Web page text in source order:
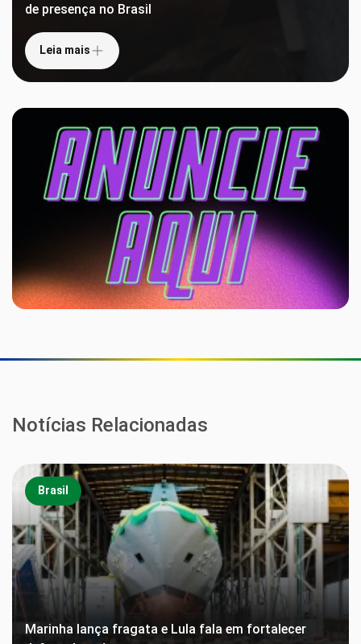
de presença no Brasil
Leia mais
Notícias Relacionadas
Brasil
Marinha lança fragata e Lula fala em fortalecer